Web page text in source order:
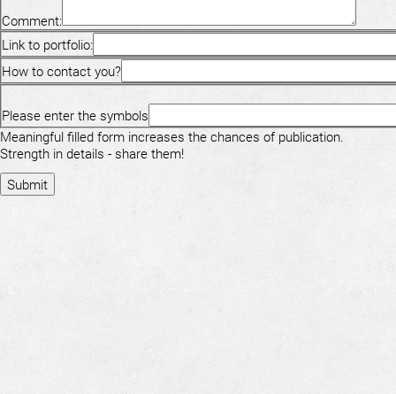
Comment:
Link to portfolio:
How to contact you?
Please enter the symbols
Meaningful filled form increases the chances of publication.
Strength in details - share them!